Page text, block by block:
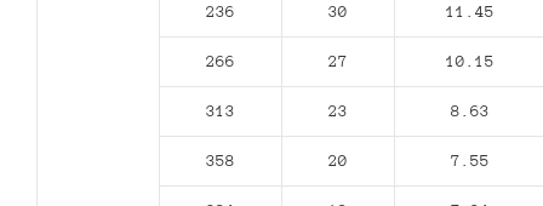
236 30 11.45
266 27 10.15
313 23 8.63
358 20 7.55